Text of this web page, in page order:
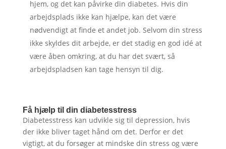
hjem, og det kan påvirke din diabetes. Hvis din
arbejdsplads ikke kan hjælpe, kan det være
nødvendigt at finde et andet job. Selvom din stress
ikke skyldes dit arbejde, er det stadig en god idé at
være åben omkring, at du har det svært, så
arbejdspladsen kan tage hensyn til dig.
Få hjælp til din diabetesstress
Diabetesstress kan udvikle sig til depression, hvis
der ikke bliver taget hånd om det. Derfor er det
vigtigt, at du forsøger at mindske din stress og være